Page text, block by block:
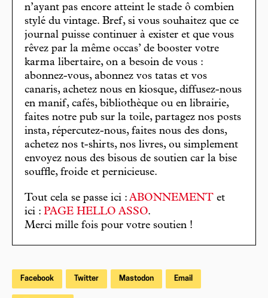
n’ayant pas encore atteint le stade ô combien
stylé du vintage. Bref, si vous souhaitez que ce
journal puisse continuer à exister et que vous
rêvez par la même occas’ de booster votre
karma libertaire, on a besoin de vous :
abonnez-vous, abonnez vos tatas et vos
canaris, achetez nous en kiosque, diffusez-nous
en manif, cafés, bibliothèque ou en librairie,
faites notre pub sur la toile, partagez nos posts
insta, répercutez-nous, faites nous des dons,
achetez nos t-shirts, nos livres, ou simplement
envoyez nous des bisous de soutien car la bise
souffle, froide et pernicieuse.
Tout cela se passe ici : ABONNEMENT et
ici : PAGE HELLO ASSO.
Merci mille fois pour votre soutien !
Facebook Twitter Mastodon Email